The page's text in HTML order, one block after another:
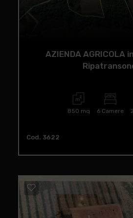
AZIENDA AGRICOLA
850 mq 6 Camere
Cod. 3622